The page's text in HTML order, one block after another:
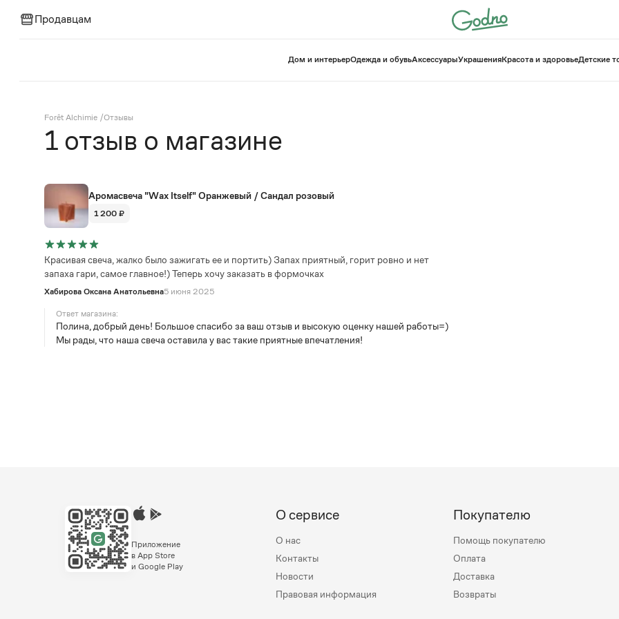
Продавцам
⁠Дом и интерьерОдежда и обувьАксессуарыУкрашенияКрасота и здоровье⁠Детские
Forêt Alchimie /Отзывы
1 отзыв о магазине
Аромасвеча "Wax Itself" Оранжевый / Сандал розовый
1 200 ₽
Красивая свеча, жалко было зажигать ее и портить) Запах приятный, горит ровно и нет
запаха гари, самое главное!) Теперь хочу заказать в формочках
Хабирова Оксана Анатольевна5 июня 2025
Ответ магазина:
Полина, добрый день! Большое спасибо за ваш отзыв и высокую оценку нашей работы=)
Мы рады, что наша свеча оставила у вас такие приятные впечатления!
Приложение
в App Store
и Google Play
О сервисе
О нас
Контакты
Новости
Правовая информация
Покупателю
Помощь покупателю
Оплата
Доставка
Возвраты